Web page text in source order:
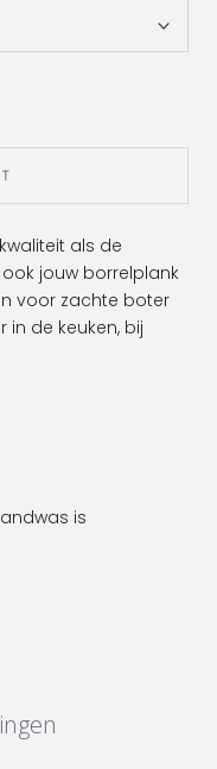
als de
jouw borrelplank
voor zachte boter
de keuken, bij
is